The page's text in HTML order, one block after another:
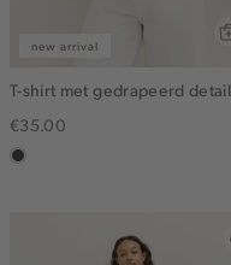
new arrival
T-shirt met gedrapeerd detail
€35.00
choco